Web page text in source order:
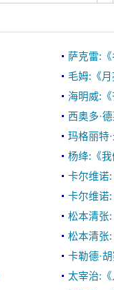
萨克雷:
毛姆:《
海明威:
西奥多·
玛格丽特
杨绛:《
卡尔维诺
卡尔维诺
松本清张
松本清张
卡勒德·
太宰治: